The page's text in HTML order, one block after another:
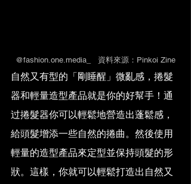
@fashion.one.media_   資料來源：Pinkoi Zine
自然又有型的「剛睡醒」微亂感，捲髮
器和輕量造型產品就是你的好幫手！通
过捲髮器你可以輕鬆地營造出蓬鬆感，
給頭髮增添一些自然的捲曲。然後使用
輕量的造型產品來定型並保持頭髮的形
狀。這樣，你就可以輕鬆打造出自然又